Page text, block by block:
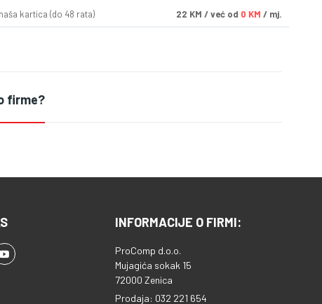
kartica (do 48 rata) 22 KM / već od 0 KM / mj.
firme?
INFORMACIJE O FIRMI:
ProComp d.o.o.
Mujagića sokak 15
72000 Zenica
Prodaja: 032 221 654